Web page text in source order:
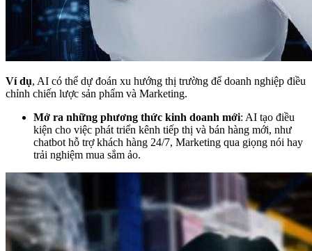
Ví dụ, AI có thể dự đoán xu hướng thị trường để doanh nghiệp điều
chỉnh chiến lược sản phẩm và Marketing.
Mở ra những phương thức kinh doanh mới: AI tạo điều
kiện cho việc phát triển kênh tiếp thị và bán hàng mới, như
chatbot hỗ trợ khách hàng 24/7, Marketing qua giọng nói hay
trải nghiệm mua sắm ảo.